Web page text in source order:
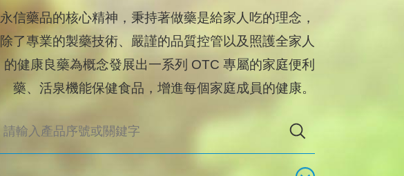
永信藥品的核心精神，秉持著做藥是給家人吃的理念，
除了專業的製藥技術、嚴謹的品質控管以及照護全家人
的健康良藥為概念發展出一系列 OTC 專屬的家庭便利
藥、活泉機能保健食品，增進每個家庭成員的健康。